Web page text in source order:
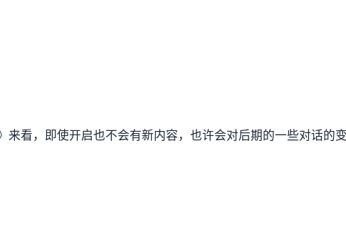
看，即使开启也不会有新内容，也许会对后期的一些对话的